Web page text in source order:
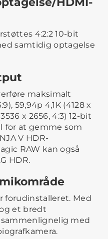
4:2:2 10-bit
samtidig optagelse
maksimalt
59,94p 4,1K (4128 x
x 2656, 4:3) 12-bit
for at gemme som
V HDR-
RAW kan også
HDR.
forudinstalleret. Med
et bredt
med